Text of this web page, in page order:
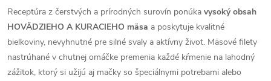
Receptúra z čerstvých a prírodných surovín ponúka vysoký obsah
HOVÄDZIEHO A KURACIEHO mäsa a poskytuje kvalitné
bielkoviny, nevyhnutné pre silné svaly a aktívny život. Mäsové filety
nastrúhané v chutnej omáčke premenia každé kŕmenie na lahodný
zážitok, ktorý si užijú aj mačky so špeciálnymi potrebami alebo